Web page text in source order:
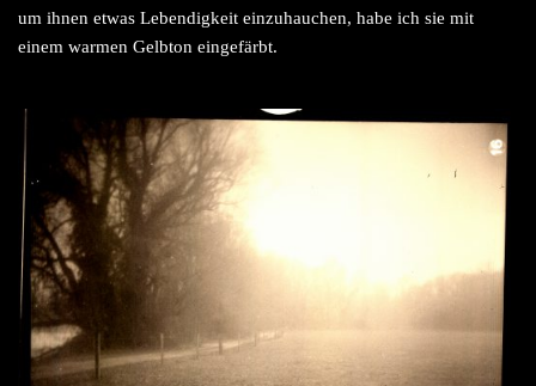
um ihnen etwas Lebendigkeit einzuhauchen, habe ich sie mit
einem warmen Gelbton eingefärbt.